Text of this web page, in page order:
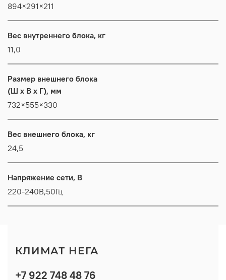
894×291×211
Вес внутреннего блока, кг
11,0
Размер внешнего блока
(Ш x В x Г), мм
732×555×330
Вес внешнего блока, кг
24,5
Напряжение сети, В
220-240В,50Гц
+7 922 748 48 76
КЛИМАТ НЕГА